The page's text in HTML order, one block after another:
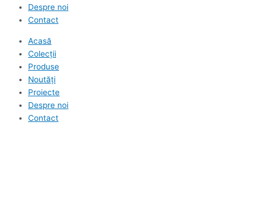
Despre noi
Contact
Acasă
Colecții
Produse
Noutăți
Proiecte
Despre noi
Contact